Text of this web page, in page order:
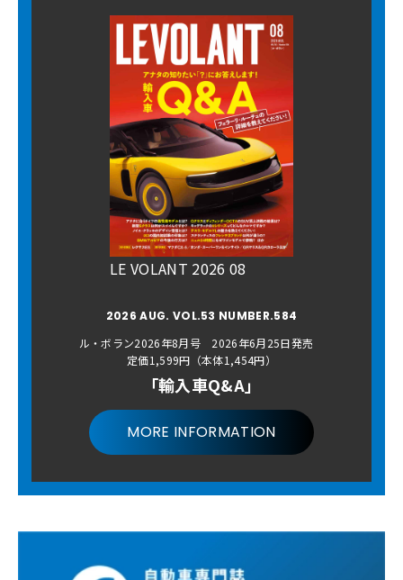
LE VOLANT 2026 08
2026 AUG. VOL.53 NUMBER.584
ル・ボラン2026年8月号 2026年6月25日発売
定価1,599円（本体1,454円）
「輸入車Q&A」
MORE INFORMATION